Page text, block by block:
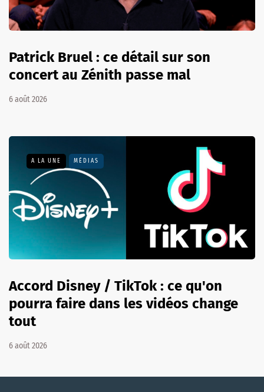
Patrick Bruel : ce détail sur son
concert au Zénith passe mal
6 août 2026
A LA UNE MÉDIAS
Accord Disney / TikTok : ce qu'on
pourra faire dans les vidéos change
tout
6 août 2026